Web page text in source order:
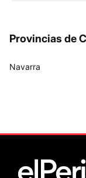
Provincias de
Navarra